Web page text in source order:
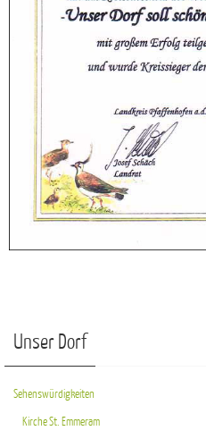
Unser Dorf
Sehenswürdigkeiten
Kirche St. Emmeram